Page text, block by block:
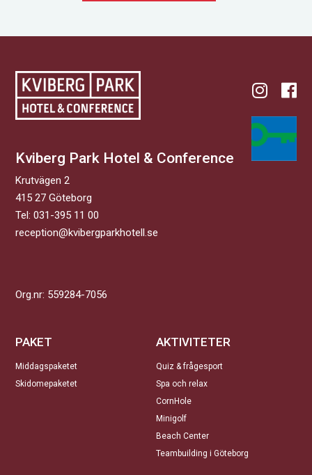
Kviberg Park Hotel & Conference
Krutvägen 2
415 27 Göteborg
Tel:031-395 11 00
reception@kvibergparkhotell.se
Org.nr: 559284-7056
PAKET
Middagspaketet
Skidomepaketet
AKTIVITETER
Quiz & frågesport
Spa och relax
CornHole
Minigolf
Beach Center
Teambuilding i Göteborg